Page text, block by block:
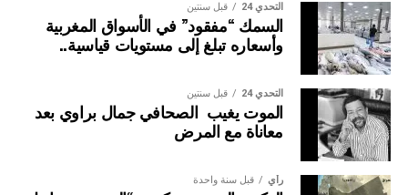
التحدي 24 قبل سنتين
السمك “مفقود” في الأسواق المغربية
وأسعاره تبلغ إلى مستويات قياسية..
التحدي 24 قبل سنتين
الموت يغيب الصحافي جمال براوي بعد
معاناة مع المرض
رأي قبل سنة واحدة